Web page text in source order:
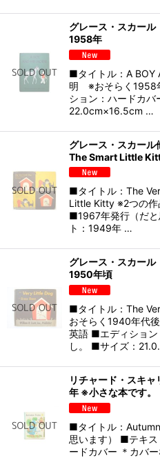
グレース・スカール
1958年
■タイトル：A BOY
明 ※おそらく1958
ション：ハードカバ
22.0cm×16.5cm …
グレース・スカー
The Smart Little
■タイトル：The
Little Kitty ※2つの作
■1967年発行（だ
ト：1949年 …
グレース・スカー
1950年頃
■タイトル：The
おそらく1940年代
英語 ■エディション
し。 ■サイズ：
リチャード・スキ
年 ※小さな本です。
■タイトル：
思います） ■テキ
ードカバー ＊カバ